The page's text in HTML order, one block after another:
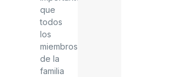
que
todos
los
miembros
de la
familia